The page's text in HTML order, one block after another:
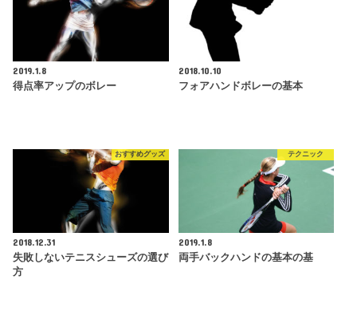
2019.1.8
得点率アップのボレー
2018.10.10
フォアハンドボレーの基本
おすすめグッズ
2018.12.31
失敗しないテニスシューズの選び
方
テクニック
2019.1.8
両手バックハンドの基本の基